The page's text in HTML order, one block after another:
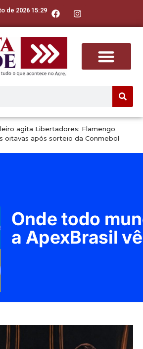
de 2026 15:29
agita Libertadores: Flamengo
oitavas após sorteio da Conmebol